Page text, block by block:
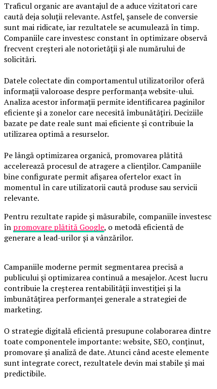
Traficul organic are avantajul de a aduce vizitatori care
caută deja soluții relevante. Astfel, șansele de conversie
sunt mai ridicate, iar rezultatele se acumulează în timp.
Companiile care investesc constant în optimizare observă
frecvent creșteri ale notorietății și ale numărului de
solicitări.
Datele colectate din comportamentul utilizatorilor oferă
informații valoroase despre performanța website-ului.
Analiza acestor informații permite identificarea paginilor
eficiente și a zonelor care necesită îmbunătățiri. Deciziile
bazate pe date reale sunt mai eficiente și contribuie la
utilizarea optimă a resurselor.
Pe lângă optimizarea organică, promovarea plătită
accelerează procesul de atragere a clienților. Campaniile
bine configurate permit afișarea ofertelor exact în
momentul în care utilizatorii caută produse sau servicii
relevante.
Pentru rezultate rapide și măsurabile, companiile investesc
în promovare plătită Google, o metodă eficientă de
generare a lead-urilor și a vânzărilor.
Campaniile moderne permit segmentarea precisă a
publicului și optimizarea continuă a mesajelor. Acest lucru
contribuie la creșterea rentabilității investiției și la
îmbunătățirea performanței generale a strategiei de
marketing.
O strategie digitală eficientă presupune colaborarea dintre
toate componentele importante: website, SEO, conținut,
promovare și analiză de date. Atunci când aceste elemente
sunt integrate corect, rezultatele devin mai stabile și mai
predictibile.